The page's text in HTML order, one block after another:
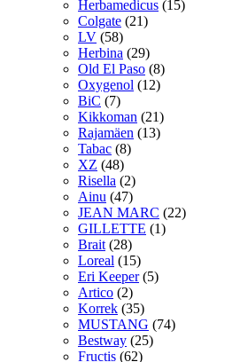
Herbamedicus (15)
Colgate (21)
LV (58)
Herbina (29)
Old El Paso (8)
Oxygenol (12)
BiC (7)
Kikkoman (21)
Rajamäen (13)
Tabac (8)
XZ (48)
Risella (2)
Ainu (47)
JEAN MARC (22)
GILLETTE (1)
Brait (28)
Loreal (15)
Eri Keeper (5)
Artico (2)
Korrek (35)
MUSTANG (74)
Bestway (25)
Fructis (62)